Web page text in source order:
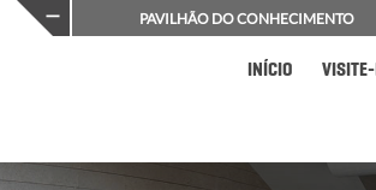
PAVILHÃO DO CONHECIMENTO
INÍCIO